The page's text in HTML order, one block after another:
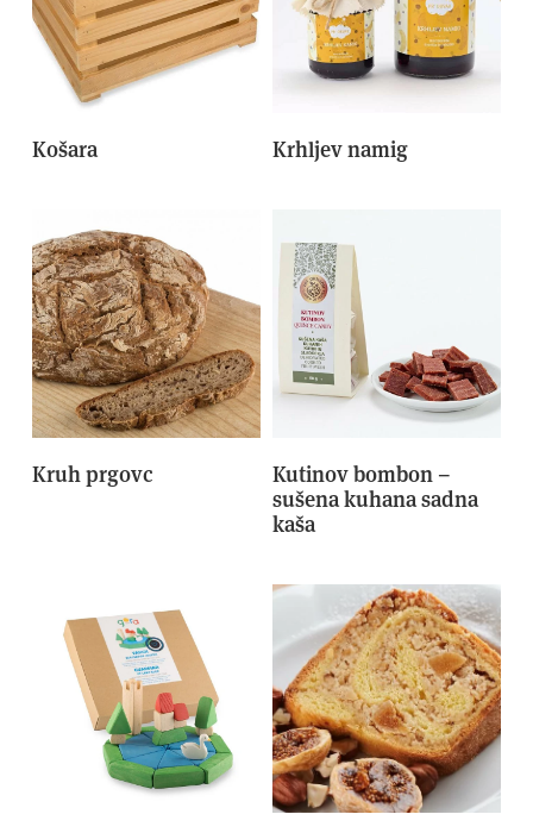
Košara Krhljev namig
Kruh prgovc
Kutinov bombon –
sušena kuhana sadna
kaša